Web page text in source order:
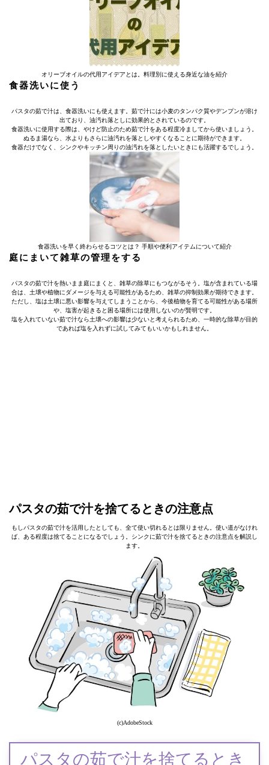
オリーブオイルの代用アイデアとは。料理別に使える身近な油を紹介
食器洗いに使う
パスタの茹で汁は、食器洗いにも使えます。茹で汁には小麦のタンパク質やデンプンが溶け
出ており、油汚れ落としに効果的とされているのです。
食器洗いに使用する際は、やけど防止のため茹で汁をある程度冷ましてから使いましょう。
ぬるま湯なら、水よりもさらに油汚れを落としやすくなることに期待ができます。
食器だけでなく、シンクやキッチン周りの油汚れを落としたいときにも活躍するでしょう。
食器洗いを早く終わらせるコツとは？ 手順や便利アイテムについて紹介
庭にまいて雑草の管理をする
パスタの茹で汁を熱いまま庭にまくと、雑草の除草にもつながるそう。塩が含まれている場
合は、土壌や植物にダメージを与える可能性があるため、雑草の抑制効果が期待できます。
ただし、塩は土壌に悪い影響を与えてしまうことから、今後植物を育てる可能性がある場所
や、塩害が起きると困る場所には使用しないのが賢明です。
塩を入れていない茹で汁なら土壌への影響は少ないと考えられるため、一時的な除草が目的
であれば塩を入れずに試してみてもいいかもしれません。
パスタの茹で汁を捨てるときの注意点
もしパスタの茹で汁を活用したとしても、全て使い切れるとは限りません。使い道がなけれ
ば、ある程度は捨てることになるでしょう。シンクに茹で汁を捨てるときの注意点を解説し
ます。
(c)AdobeStock
パスタの茹で汁を捨てるとき